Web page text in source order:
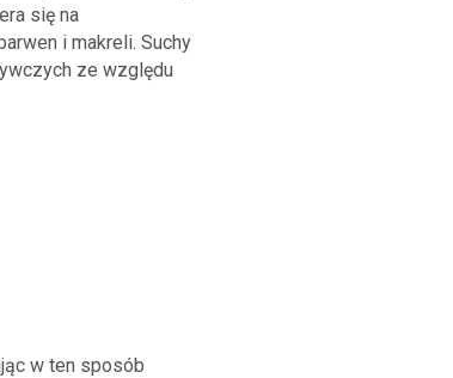
się na
i makreli. Suchy
ze względu
w ten sposób